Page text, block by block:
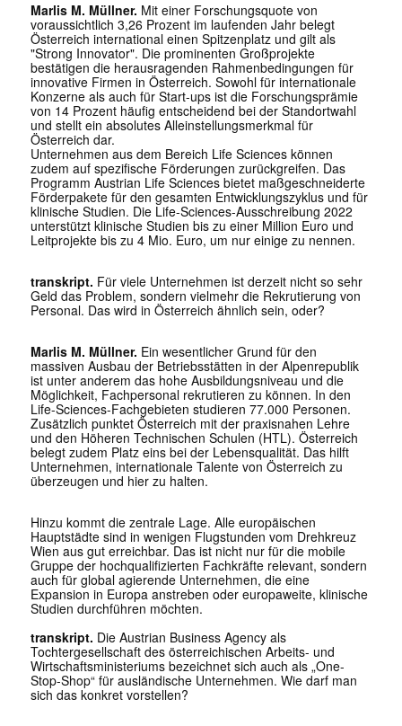
Marlis M. Müllner. Mit einer Forschungsquote von
voraussichtlich 3,26 Prozent im laufenden Jahr belegt
Österreich international einen Spitzenplatz und gilt als
"Strong Innovator". Die prominenten Großprojekte
bestätigen die herausragenden Rahmenbedingungen für
innovative Firmen in Österreich. Sowohl für internationale
Konzerne als auch für Start-ups ist die Forschungsprämie
von 14 Prozent häufig entscheidend bei der Standortwahl
und stellt ein absolutes Alleinstellungsmerkmal für
Österreich dar.
Unternehmen aus dem Bereich Life Sciences können
zudem auf spezifische Förderungen zurückgreifen. Das
Programm Austrian Life Sciences bietet maßgeschneiderte
Förderpakete für den gesamten Entwicklungszyklus und für
klinische Studien. Die Life-Sciences-Ausschreibung 2022
unterstützt klinische Studien bis zu einer Million Euro und
Leitprojekte bis zu 4 Mio. Euro, um nur einige zu nennen.
transkript. Für viele Unternehmen ist derzeit nicht so sehr
Geld das Problem, sondern vielmehr die Rekrutierung von
Personal. Das wird in Österreich ähnlich sein, oder?
Marlis M. Müllner. Ein wesentlicher Grund für den
massiven Ausbau der Betriebsstätten in der Alpenrepublik
ist unter anderem das hohe Ausbildungsniveau und die
Möglichkeit, Fachpersonal rekrutieren zu können. In den
Life-Sciences-Fachgebieten studieren 77.000 Personen.
Zusätzlich punktet Österreich mit der praxisnahen Lehre
und den Höheren Technischen Schulen (HTL). Österreich
belegt zudem Platz eins bei der Lebensqualität. Das hilft
Unternehmen, internationale Talente von Österreich zu
überzeugen und hier zu halten.
Hinzu kommt die zentrale Lage. Alle europäischen
Hauptstädte sind in wenigen Flugstunden vom Drehkreuz
Wien aus gut erreichbar. Das ist nicht nur für die mobile
Gruppe der hochqualifizierten Fachkräfte relevant, sondern
auch für global agierende Unternehmen, die eine
Expansion in Europa anstreben oder europaweite, klinische
Studien durchführen möchten.
transkript. Die Austrian Business Agency als
Tochtergesellschaft des österreichischen Arbeits- und
Wirtschaftsministeriums bezeichnet sich auch als „One-
Stop-Shop“ für ausländische Unternehmen. Wie darf man
sich das konkret vorstellen?